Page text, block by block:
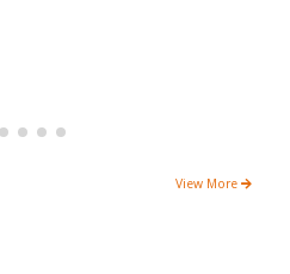
View More